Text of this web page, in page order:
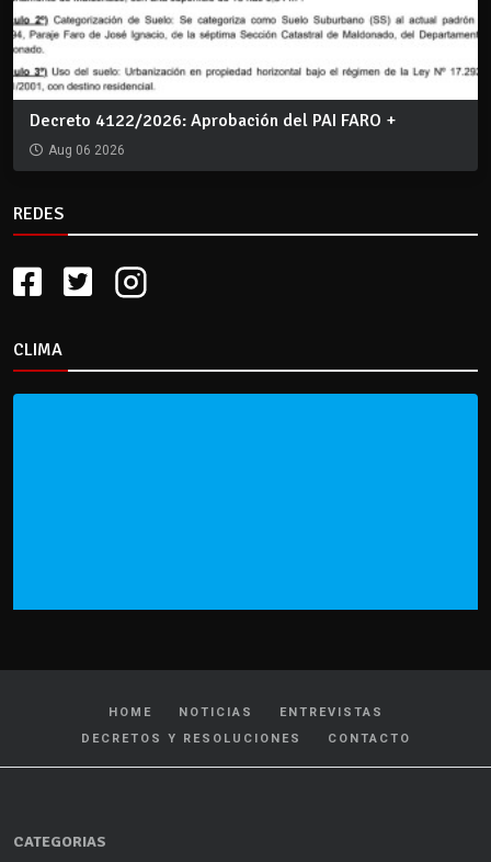
Decreto 4122/2026: Aprobación del PAI FARO +
Aug 06 2026
REDES
CLIMA
HOME NOTICIAS
ENTREVISTAS
DECRETOS Y RESOLUCIONES
CONTACTO
CATEGORIAS